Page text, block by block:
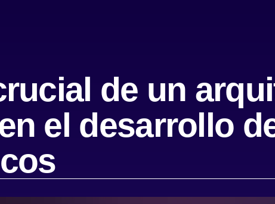
de un
el desarrollo